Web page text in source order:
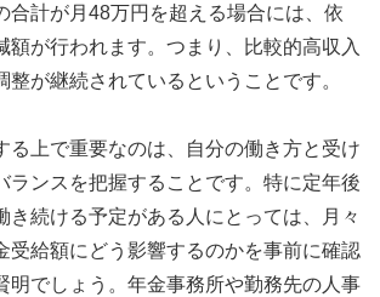
合計が月48万円を超える場合には、依
額が行われます。つまり、比較的高収入
整が継続されているということです。
る上で重要なのは、自分の働き方と受け
ランスを把握することです。特に定年後
き続ける予定がある人にとっては、月々
受給額にどう影響するのかを事前に確認
明でしょう。年金事務所や勤務先の人事